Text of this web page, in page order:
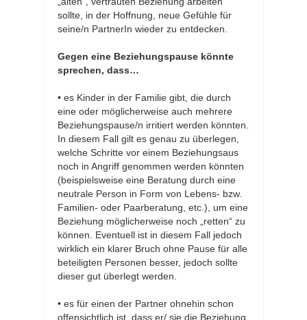
sollte, in der Hoffnung, neue Gefühle für
seine/n PartnerIn wieder zu entdecken.
Gegen eine Beziehungspause könnte
sprechen, dass…
• es Kinder in der Familie gibt, die durch
eine oder möglicherweise auch mehrere
Beziehungspause/n irritiert werden könnten.
In diesem Fall gilt es genau zu überlegen,
welche Schritte vor einem Beziehungsaus
noch in Angriff genommen werden könnten
(beispielsweise eine Beratung durch eine
neutrale Person in Form von Lebens- bzw.
Familien- oder Paarberatung, etc.), um eine
Beziehung möglicherweise noch „retten“ zu
können. Eventuell ist in diesem Fall jedoch
wirklich ein klarer Bruch ohne Pause für alle
beteiligten Personen besser, jedoch sollte
dieser gut überlegt werden.
• es für einen der Partner ohnehin schon
offensichtlich ist, dass er/ sie die Beziehung